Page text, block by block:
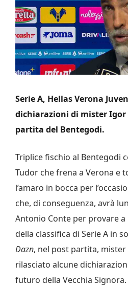
Serie A, Hellas Verona
dichiarazioni di mister
partita del Bentegodi.
Triplice fischio al Bentegodi
Tudor che frena a Verona e
l’amaro in bocca per
che, di conseguenza, avrà
Antonio Conte per provare
della classifica di Serie A in
Dazn, nel post partita, mister
rilasciato alcune
futuro della Vecchia Signora.